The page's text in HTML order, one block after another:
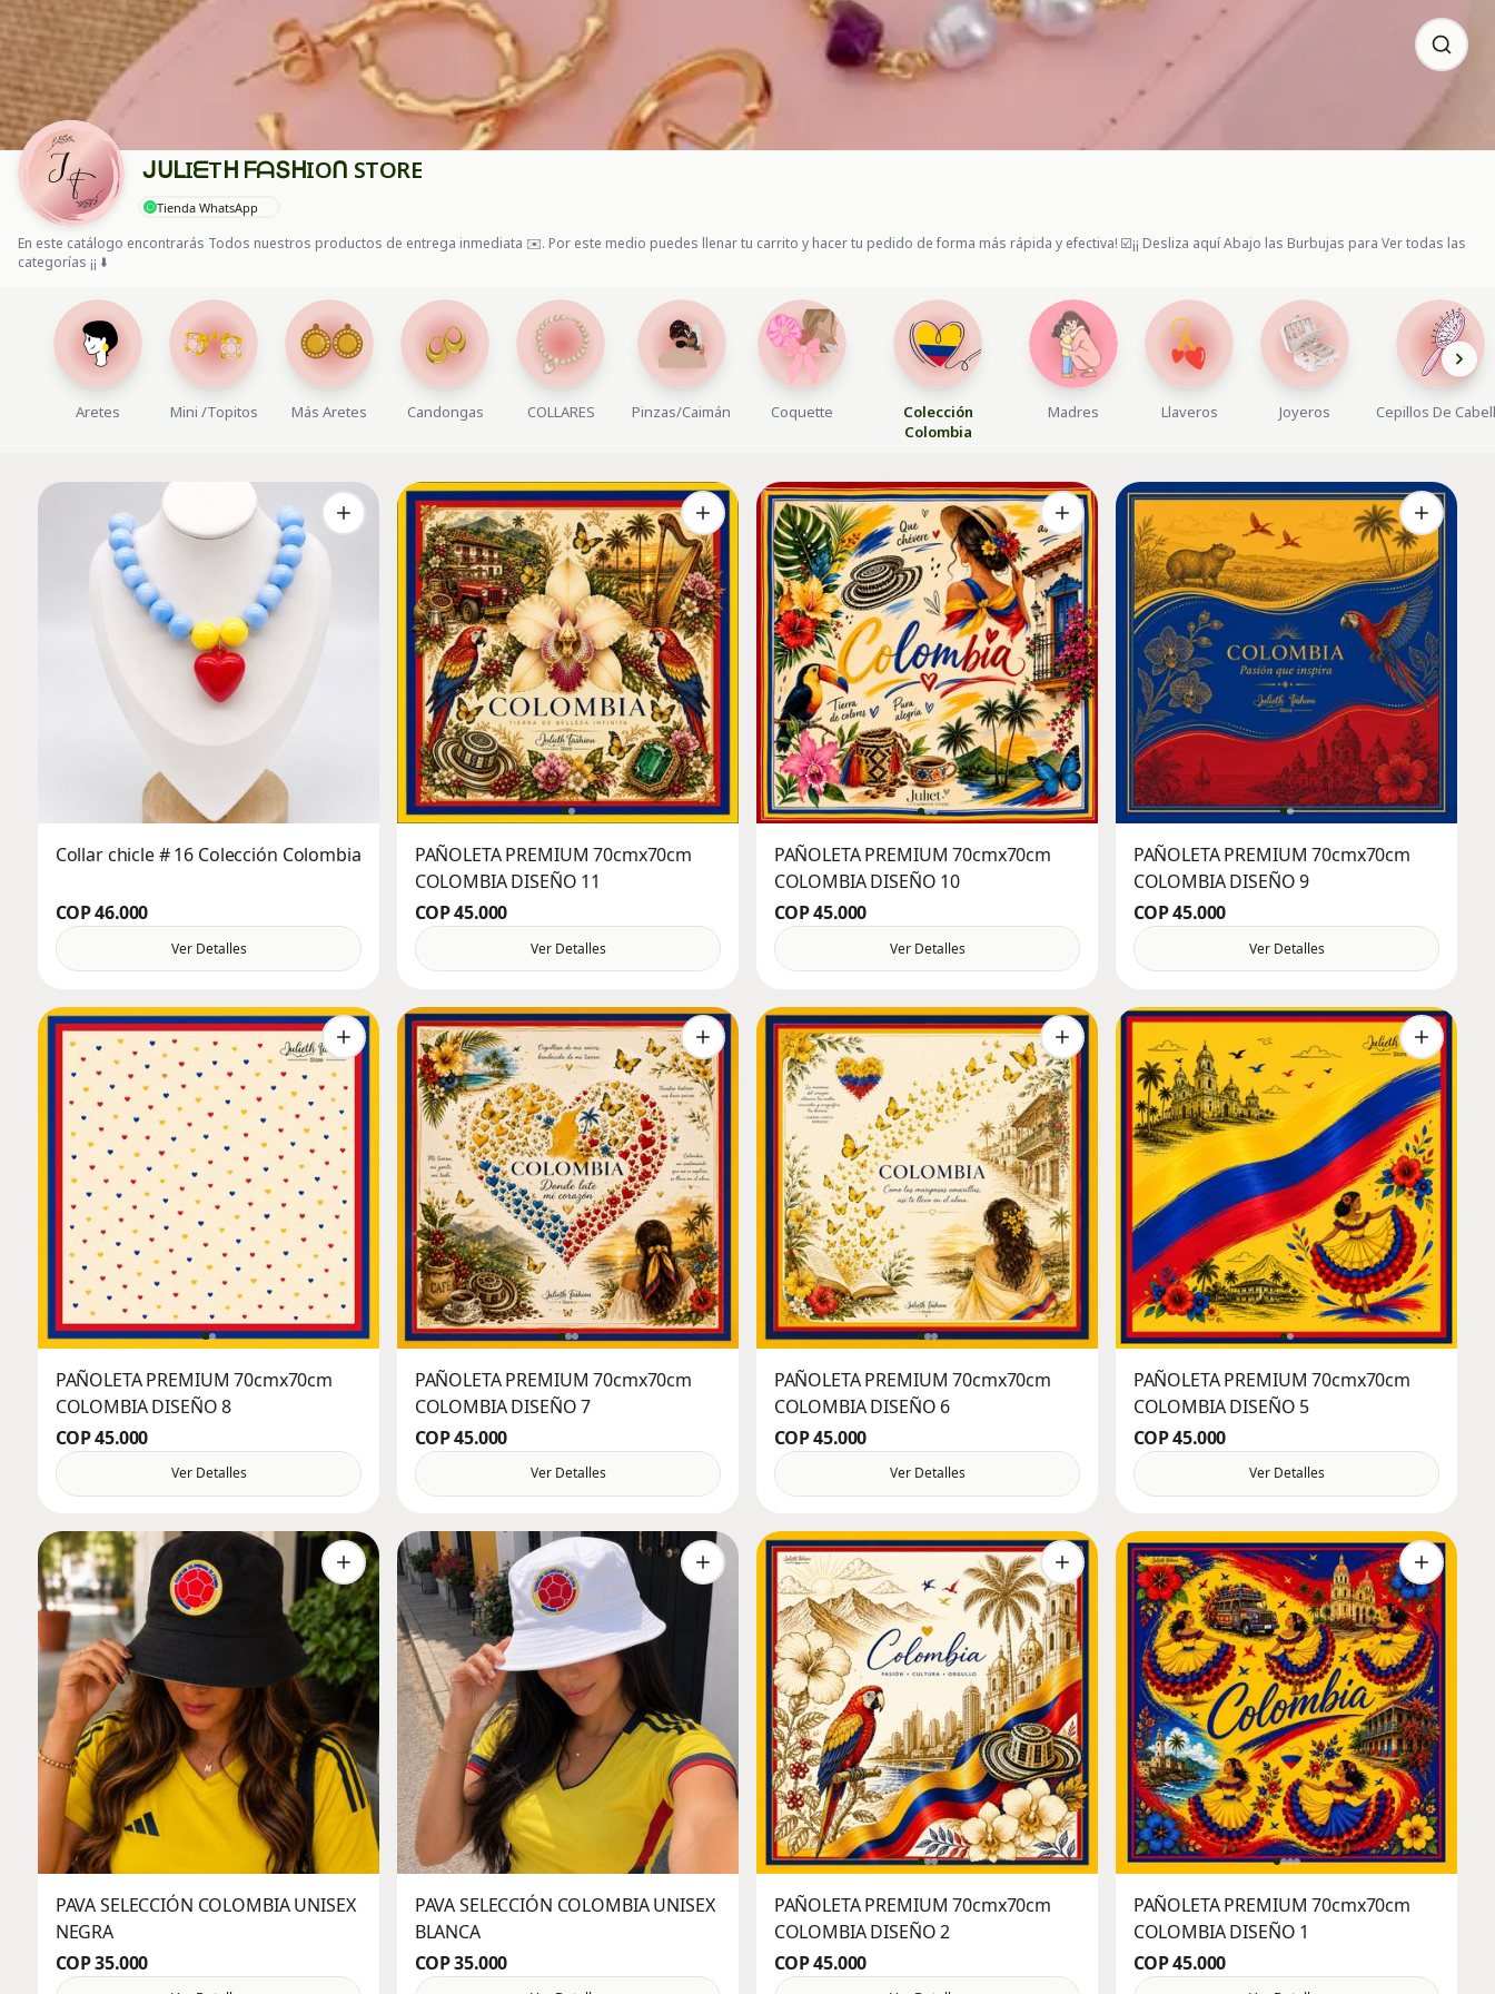
ᒍᑌᒪIᗴTᕼ ᖴᗩՏᕼIOᑎ STORE
Tienda WhatsApp
En este catálogo encontrarás Todos nuestros productos de entrega inmediata ✉️. Por este medio puedes llenar tu carrito y hacer tu pedido de forma más rápida y efectiva! ☑️¡¡ Desliza aquí Abajo las Burbujas para Ver todas las
categorías ¡¡ ⬇️
Aretes Mini /Topitos Más Aretes Candongas COLLARES Pinzas/Caimán Coquette
Colección
Colombia
Madres Llaveros Joyeros Cepillos De
Collar chicle # 16 Colección Colombia
COP 46.000
Ver Detalles
PAÑOLETA PREMIUM 70cmx70cm
COLOMBIA DISEÑO 11
COP 45.000
Ver Detalles
PAÑOLETA PREMIUM 70cmx70cm
COLOMBIA DISEÑO 10
COP 45.000
Ver Detalles
PAÑOLETA PREMIUM 70cmx70cm
COLOMBIA DISEÑO 9
COP 45.000
Ver Detalles
PAÑOLETA PREMIUM 70cmx70cm
COLOMBIA DISEÑO 8
COP 45.000
Ver Detalles
PAÑOLETA PREMIUM 70cmx70cm
COLOMBIA DISEÑO 7
COP 45.000
Ver Detalles
PAÑOLETA PREMIUM 70cmx70cm
COLOMBIA DISEÑO 6
COP 45.000
Ver Detalles
PAÑOLETA PREMIUM 70cmx70cm
COLOMBIA DISEÑO 5
COP 45.000
Ver Detalles
PAVA SELECCIÓN COLOMBIA UNISEX
NEGRA
COP 35.000
PAVA SELECCIÓN COLOMBIA UNISEX
BLANCA
COP 35.000
PAÑOLETA PREMIUM 70cmx70cm
COLOMBIA DISEÑO 2
COP 45.000
PAÑOLETA PREMIUM 70cmx70cm
COLOMBIA DISEÑO 1
COP 45.000